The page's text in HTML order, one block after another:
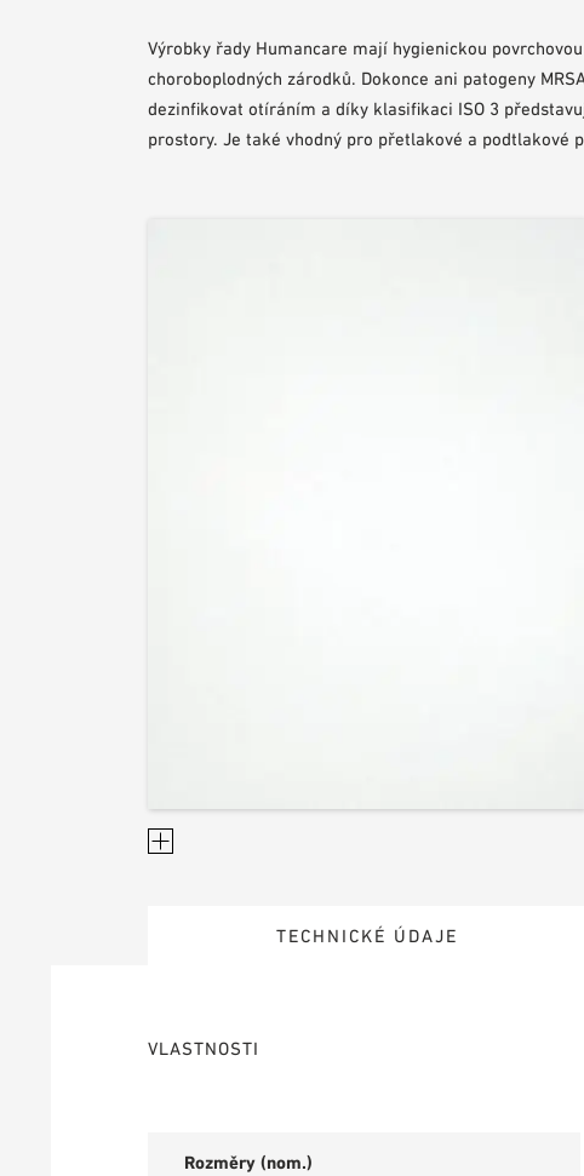
Výrobky řady Humancare mají hygienickou
choroboplodných zárodků. Dokonce ani patogeny
dezinfikovat otíráním a díky klasifikaci ISO 3
prostory. Je také vhodný pro přetlakové a podtlakové
TECHNICKÉ ÚDAJE
VLASTNOSTI
Rozměry (nom.)